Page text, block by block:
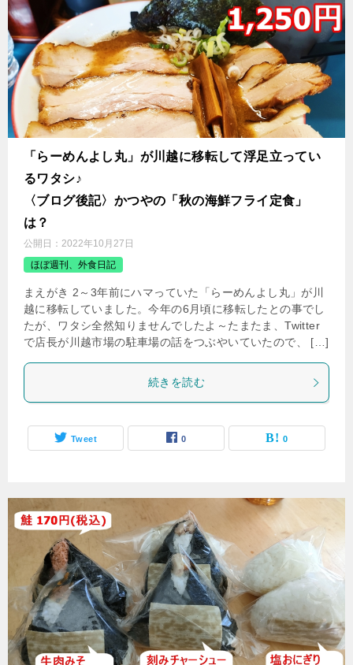
「らーめんよし丸」が川越に移転して浮足立ってい
るワタシ♪
〈ブログ後記〉かつやの「秋の海鮮フライ定食」
は？
公開日： 2022年10月27日
ほぼ週刊、外食日記
まえがき 2～3年前にハマっていた「らーめんよし丸」が川
越に移転していました。今年の6月頃に移転したとの事でし
たが、ワタシ全然知りませんでしたよ～たまたま、Twitter
で店長が川越市場の駐車場の話をつぶやいていたので、 […]
続きを読む
Tweet 0 0